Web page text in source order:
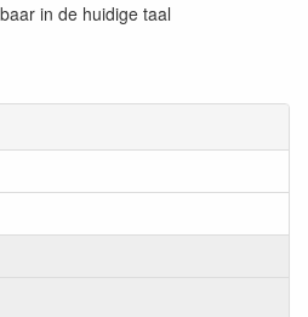
in de huidige taal